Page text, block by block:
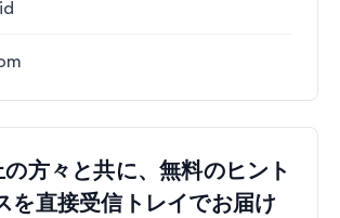
方々と共に、無料のヒント
を直接受信トレイでお届け